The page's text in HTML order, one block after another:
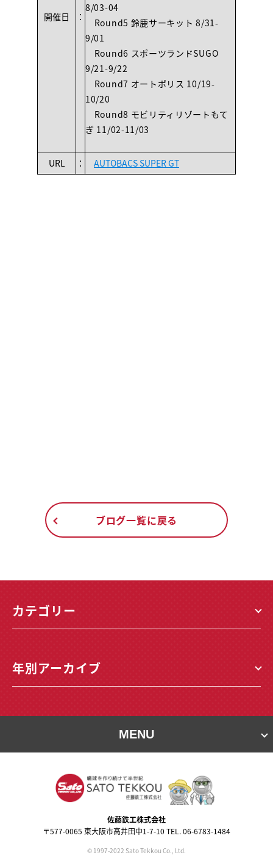
開催日 ：
8/03-04
Round5 鈴鹿サーキット 8/31-
9/01
Round6 スポーツランドSUGO
9/21-9/22
Round7 オートポリス 10/19-
10/20
Round8 モビリティリゾートもて
ぎ 11/02-11/03
URL ： AUTOBACS SUPER GT
ブログ一覧に戻る
カテゴリー
年別アーカイブ
MENU
佐藤鉄⼯株式会社
〒577-0065 東⼤阪市⾼井⽥中1-7-10 TEL. 06-6783-1484
© 1997-2022 Sato Tekkou Co., Ltd.